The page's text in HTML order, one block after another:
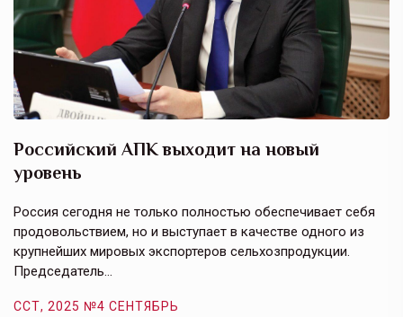
Российский АПК выходит на новый
уровень
Россия сегодня не только полностью обеспечивает себя
продовольствием, но и выступает в качестве одного из
крупнейших мировых экспортеров сельхозпродукции.
Председатель…
ССТ, 2025 №4 СЕНТЯБРЬ